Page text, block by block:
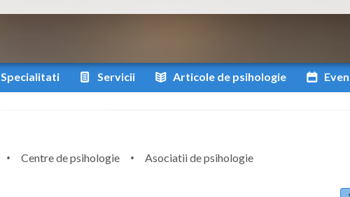
Specialitati Servicii Articole de psihologie
Centre de psihologie
Asociatii de psihologie